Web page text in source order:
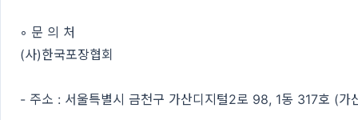
◦ 문 의 처
(사)한국포장협회
- 주소 : 서울특별시 금천구 가산디지털2로 98, 1동 317호 (가